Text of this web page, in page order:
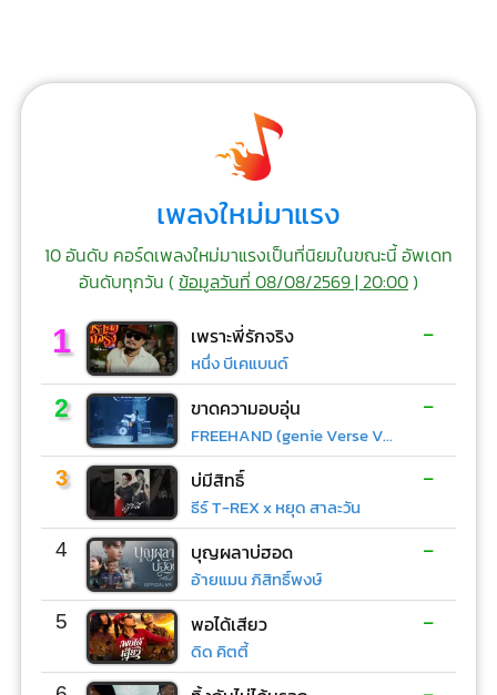
เพลงใหม่มาแรง
10 อันดับ คอร์ดเพลงใหม่มาแรงเป็นที่นิยมในขณะนี้ อัพเดท
อันดับทุกวัน (ข้อมูลวันที่ 08/08/2569 | 20:00)
1 เพราะพี่รักจริง
หนึ่ง บีเคแบนด์
-
2 ขาดความอบอุ่น
FREEHAND (genie Verse Vol.1)
-
3 บ่มีสิทธิ์
ธีร์ T-REX x หยุด สาละวัน
-
4 บุญผลาบ่ฮอด
อ้ายแมน ภิสิทธิ์พงษ์
-
5 พอได้เสียว
ดิด คิตตี้
-